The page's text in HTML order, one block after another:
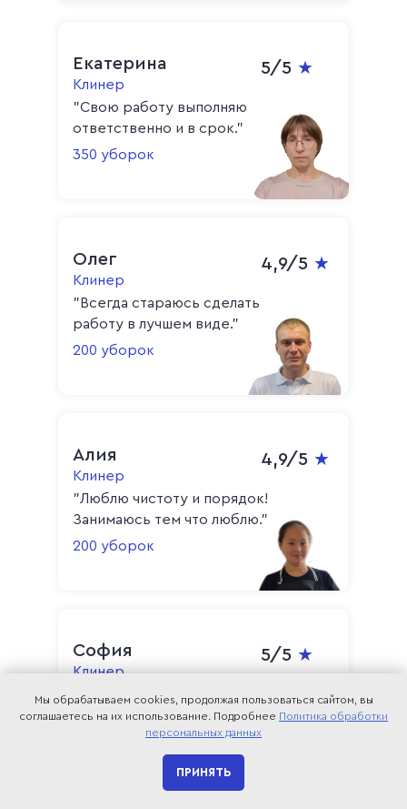
"Всегда стараюсь сделать
работу в лучшем виде."
Клинер
Олег
200 уборок
4,9/5 ★
"Люблю чистоту и порядок!
Занимаюсь тем что люблю."
Клинер
Алия
200 уборок
4,9/5 ★
"Свою работу выполняю
ответственно и в срок."
Клинер
Екатерина
350 уборок
5/5 ★
"Уважаю свой труд, ценю каждого
клиента!"
Клинер
София
350 уборок
5/5 ★
Мы обрабатываем cookies, продолжая пользоваться сайтом, вы
соглашаетесь на их использование. Подробнее Политика обработки
персональных данных
ПРИНЯТЬ